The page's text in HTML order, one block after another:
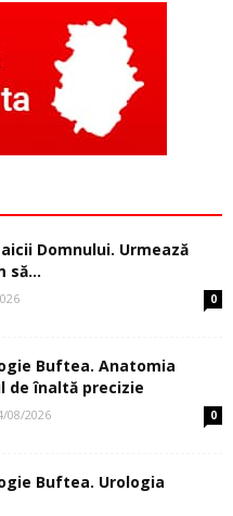
Domnului. Urmează
să...
0
Buftea. Anatomia
de înaltă precizie
08/2026 0
Buftea. Urologia